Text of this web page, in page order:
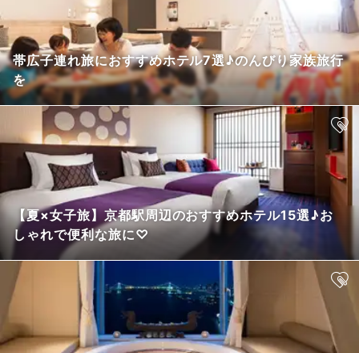
帯広子連れ旅におすすめホテル7選♪のんびり家族旅行
を
【夏×女子旅】京都駅周辺のおすすめホテル15選♪お
しゃれで便利な旅に♡